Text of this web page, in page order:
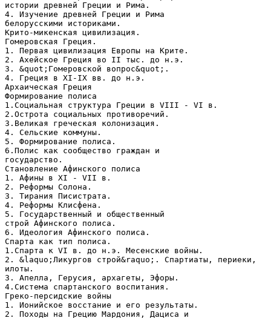
истории древней Греции и Рима.
4. Изучение древней Греции и Рима
белорусскими историками.
Крито-микенская цивилизация.
Гомеровская Греция.
1. Первая цивилизация Европы на Крите.
2. Ахейское Греция во II тыс. до н.э.
3. &quot;Гомеровской вопрос&quot;.
4. Греция в XI-IX вв. до н.э.
Архаическая Греция
Формирование полиса
1.Социальная структура Греции в VIII - VI в.
2.Острота социальных противоречий.
3.Великая греческая колонизация.
4. Сельские коммуны.
5. Формирование полиса.
6.Полис как сообщество граждан и
государство.
Становление Афинского полиса
1. Афины в XI - VII в.
2. Реформы Солона.
3. Тирания Писистрата.
4. Реформы Клисфена.
5. Государственный и общественный
строй Афинского полиса.
6. Идеология Афинского полиса.
Спарта как тип полиса.
1.Спарта к VI в. до н.э. Месенские войны.
2. &laquo;Ликургов строй&raquo;. Спартиаты, периеки,
илоты.
3. Апелла, Герусия, архагеты, Эфоры.
4.Система спартанского воспитания.
Греко-персидские войны
1. Ионийское восстание и его результаты.
2. Походы на Грецию Мардония, Дациса и